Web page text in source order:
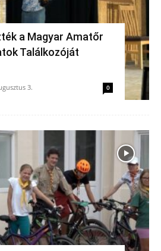
a Magyar Amatőr
Találkozóját
3. 0